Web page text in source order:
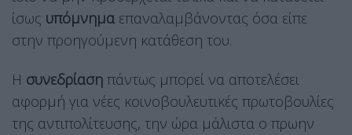
ίσως υπόμνημα επαναλαμβάνοντας όσα είπε
στην προηγούμενη κατάθεση του.
Η συνεδρίαση πάντως μπορεί να αποτελέσει
αφορμή για νέες κοινοβουλευτικές πρωτοβουλίες
της αντιπολίτευσης, την ώρα μάλιστα ο πρωην